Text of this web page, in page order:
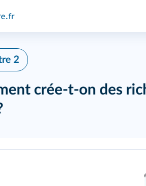
2
crée-t-on des